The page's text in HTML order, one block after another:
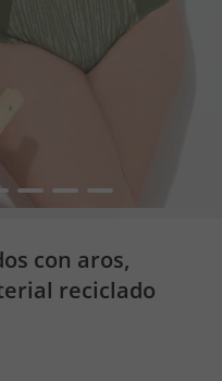
6 7 8
con aros,
reciclado